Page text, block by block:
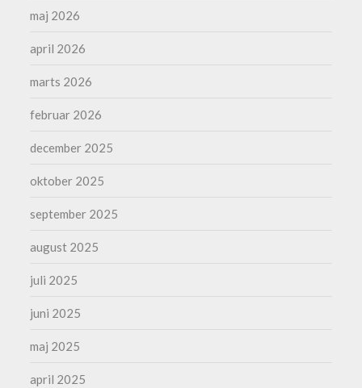
maj 2026
april 2026
marts 2026
februar 2026
december 2025
oktober 2025
september 2025
august 2025
juli 2025
juni 2025
maj 2025
april 2025